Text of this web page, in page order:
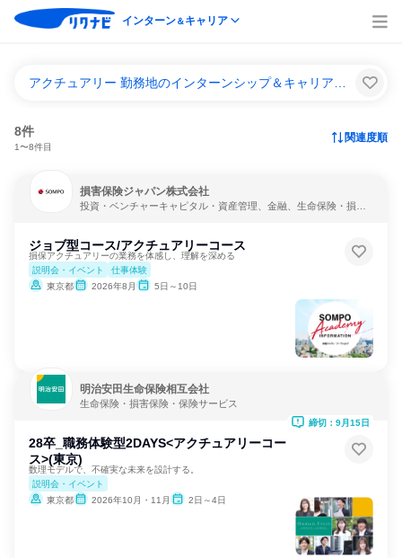
インターン＆キャリア
8件
1〜8件目
関連度順
損害保険ジャパン株式会社
投資・ベンチャーキャピタル・資産管理、金融、生命保険・損害
ジョブ型コース/アクチュアリーコース
損保アクチュアリーの業務を体感し、理解を深める
説明会・イベント
仕事体験
東京都
2026年8月 5日～10日
明治安田生命保険相互会社
生命保険・損害保険・保険サービス
28卒_職務体験型2DAYS<アクチュアリーコー
ス>(東京)
数理モデルで、不確実な未来を設計する。
説明会・イベント
東京都
2026年10月・11月 2日～4日
締切：9月15日